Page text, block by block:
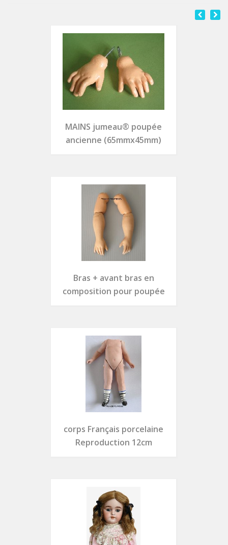
MAINS jumeau® poupée
ancienne (65mmx45mm)
Bras + avant bras en
composition pour poupée
corps Français porcelaine
Reproduction 12cm